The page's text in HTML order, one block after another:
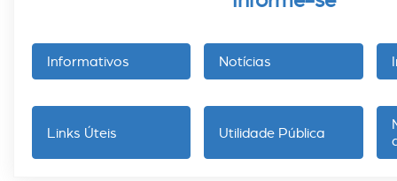
Informativos Notícias
Links Úteis Utilidade Pública